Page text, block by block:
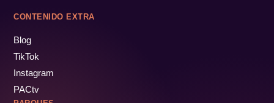
CONTENIDO EXTRA
Blog
TikTok
Instagram
PACtv